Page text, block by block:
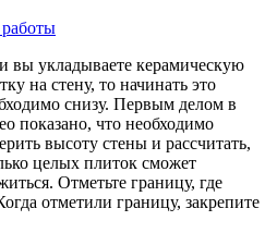
вы укладываете керамическую
на стену, то начинать это
снизу. Первым делом в
показано, что необходимо
высоту стены и рассчитать,
целых плиток сможет
Отметьте границу, где
отметили границу, закрепите